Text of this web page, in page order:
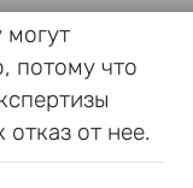
могут
потому что
от нее.